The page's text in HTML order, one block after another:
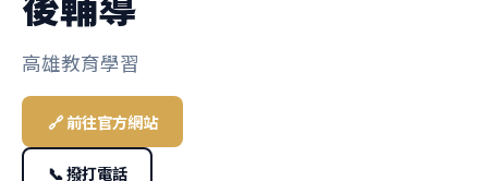
高雄教育學習
🔗 前往官方網站
📞 撥打電話